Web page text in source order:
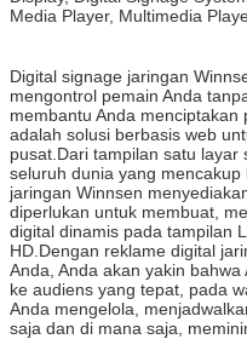
Media Player, Multimedia
Digital signage jaringan
mengontrol pemain Anda
membantu Anda
adalah solusi berbasis web
pusat.Dari tampilan satu
seluruh dunia yang
jaringan Winnsen
diperlukan untuk membuat,
digital dinamis pada tampilan
HD.Dengan reklame digital
Anda, Anda akan yakin
ke audiens yang tepat, pada
Anda mengelola,
saja dan di mana saja,